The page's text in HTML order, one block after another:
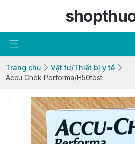
Trang chủ
Vật tư/Thiết bị y tế
Accu Chek Performa/H50test